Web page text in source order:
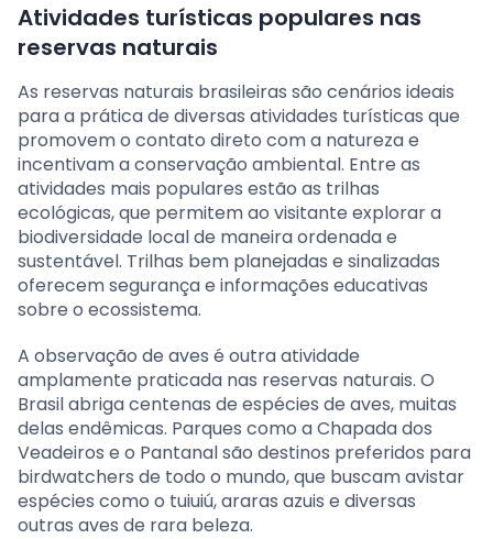
Atividades turísticas populares nas
reservas naturais
As reservas naturais brasileiras são cenários ideais
para a prática de diversas atividades turísticas que
promovem o contato direto com a natureza e
incentivam a conservação ambiental. Entre as
atividades mais populares estão as trilhas
ecológicas, que permitem ao visitante explorar a
biodiversidade local de maneira ordenada e
sustentável. Trilhas bem planejadas e sinalizadas
oferecem segurança e informações educativas
sobre o ecossistema.
A observação de aves é outra atividade
amplamente praticada nas reservas naturais. O
Brasil abriga centenas de espécies de aves, muitas
delas endêmicas. Parques como a Chapada dos
Veadeiros e o Pantanal são destinos preferidos para
birdwatchers de todo o mundo, que buscam avistar
espécies como o tuiuiú, araras azuis e diversas
outras aves de rara beleza.